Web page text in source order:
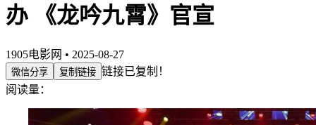
办 《龙吟九霄》官宣
1905电影网 • 2025-08-27
微信分享 复制链接 链接已复制！
阅读量：